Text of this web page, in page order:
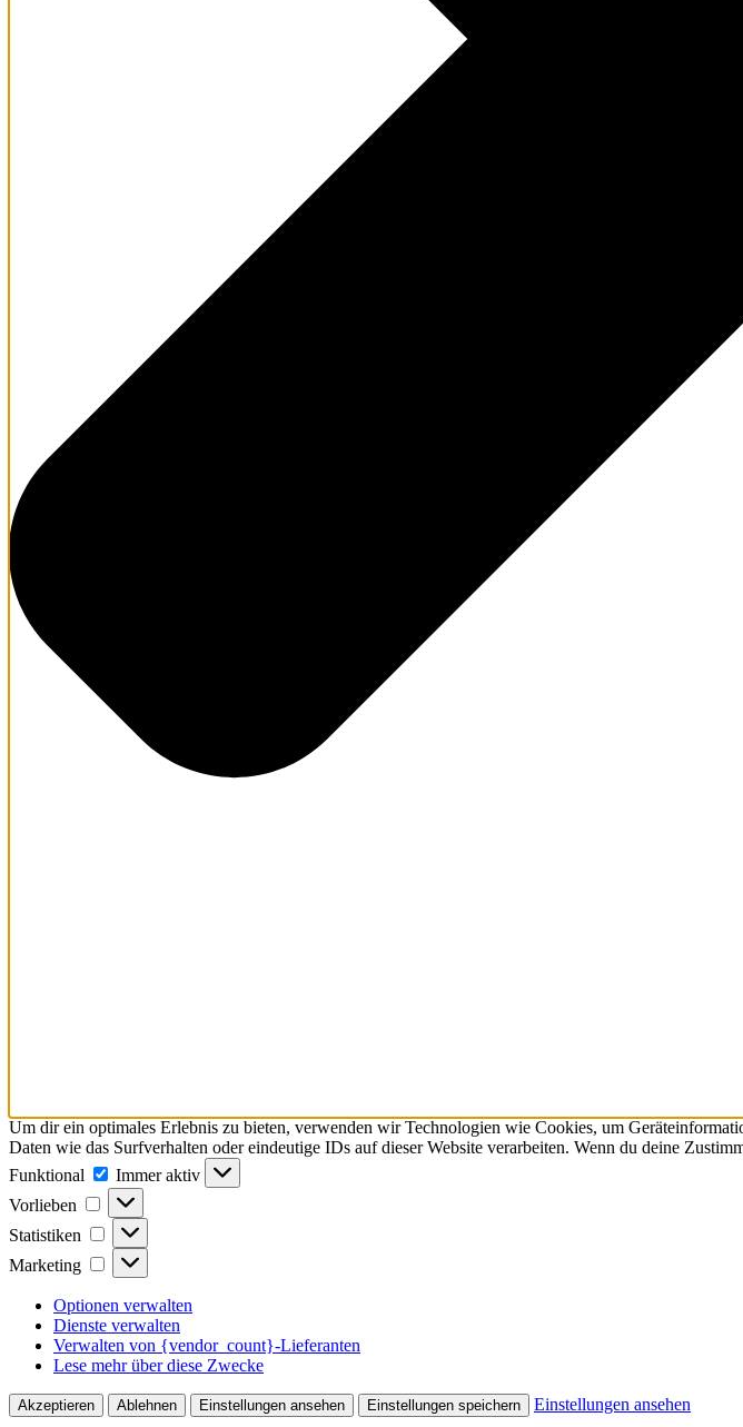
Um dir ein optimales Erlebnis zu bieten, verwenden wir Technologien wie Cookies, um
Daten wie das Surfverhalten oder eindeutige IDs auf dieser Website verarbeiten. Wenn du deine
Funktional
Funktional
Immer aktiv
Vorlieben
Vorlieben
Statistiken Statistiken
Marketing Marketing
Optionen verwalten
Dienste verwalten
Verwalten von {vendor_count}-Lieferanten
Lese mehr über diese Zwecke
Akzeptieren Ablehnen Einstellungen ansehen Einstellungen speichern Einstellungen ansehen